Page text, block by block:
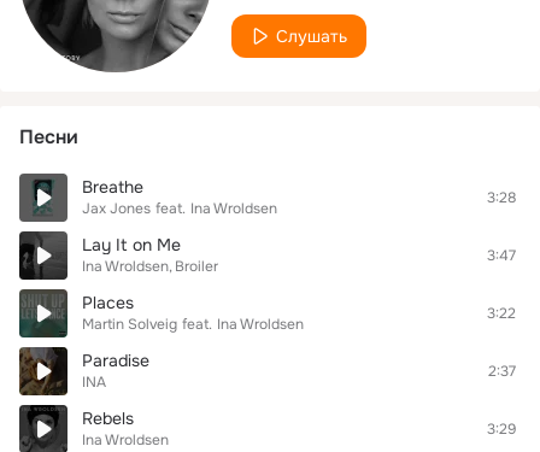
Слушать
Песни
Breathe
Jax Jones feat. Ina Wroldsen
3:28
Lay It on Me
Ina Wroldsen Broiler
3:47
Places
Martin Solveig feat. Ina Wroldsen
3:22
Paradise
INA
2:37
Rebels
Ina Wroldsen
3:29